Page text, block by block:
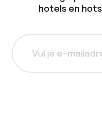
hotels en